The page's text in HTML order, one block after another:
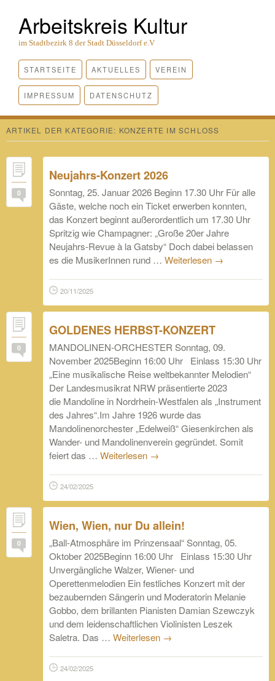
Arbeitskreis Kultur
im Stadtbezirk 8 der Stadt Düsseldorf e.V
STARTSEITE AKTUELLES VEREIN
IMPRESSUM DATENSCHUTZ
ARTIKEL DER KATEGORIE: KONZERTE IM SCHLOSS
0
Neujahrs-Konzert 2026
Sonntag, 25. Januar 2026 Beginn 17.30 Uhr Für alle
Gäste, welche noch ein Ticket erwerben konnten,
das Konzert beginnt außerordentlich um 17.30 Uhr
Spritzig wie Champagner: „Große 20er Jahre
Neujahrs-Revue à la Gatsby“ Doch dabei belassen
es die MusikerInnen rund … Weiterlesen →
20/11/2025
0
GOLDENES HERBST-KONZERT
MANDOLINEN-ORCHESTER Sonntag, 09.
November 2025Beginn 16:00 Uhr Einlass 15:30 Uhr
„Eine musikalische Reise weltbekannter Melodien“
Der Landesmusikrat NRW präsentierte 2023
die Mandoline in Nordrhein-Westfalen als „Instrument
des Jahres“.Im Jahre 1926 wurde das
Mandolinenorchester „Edelweiß“ Giesenkirchen als
Wander- und Mandolinenverein gegründet. Somit
feiert das … Weiterlesen →
24/02/2025
0
Wien, Wien, nur Du allein!
„Ball-Atmosphäre im Prinzensaal“ Sonntag, 05.
Oktober 2025Beginn 16:00 Uhr Einlass 15:30 Uhr
Unvergängliche Walzer, Wiener- und
Operettenmelodien Ein festliches Konzert mit der
bezaubernden Sängerin und Moderatorin Melanie
Gobbo, dem brillanten Pianisten Damian Szewczyk
und dem leidenschaftlichen Violinisten Leszek
Saletra. Das … Weiterlesen →
24/02/2025